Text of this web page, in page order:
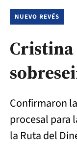
NUEVO REVÉS
Cristina
Confirmaron
procesal para
la Ruta del